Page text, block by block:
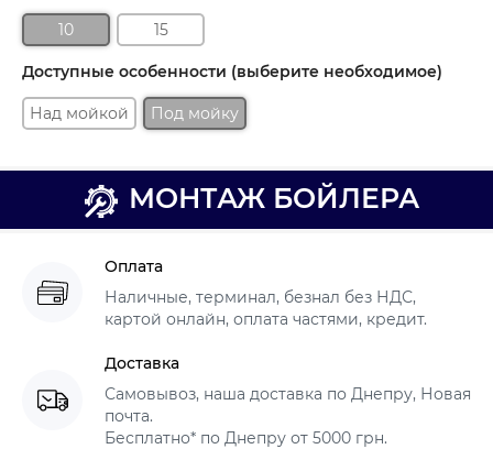
10 15
Доступные особенности (выберите необходимое)
Над мойкой Под мойку
МОНТАЖ БОЙЛЕРА
Оплата
Наличные, терминал, безнал без НДС,
картой онлайн, оплата частями, кредит.
Доставка
Самовывоз, наша доставка по Днепру, Новая
почта.
Бесплатно* по Днепру от 5000 грн.